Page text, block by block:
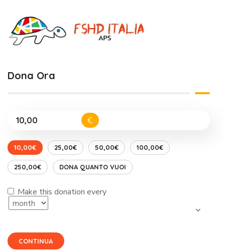
Dona Ora
€
10,00€ 25,00€ 50,00€ 100,00€
250,00€ DONA QUANTO VUOI
Make this donation every
CONTINUA